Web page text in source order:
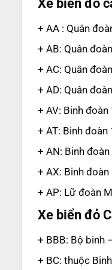
Xe biển đỏ
+ AA : Quân
+ AB: Quân
+ AC: Quân
+ AD: Quân
+ AV: Binh đoàn
+ AT: Binh đoàn
+ AN: Binh đoàn
+ AX: Binh đoàn
+ AP: Lữ đoàn
Xe biển đỏ
+ BBB: Bộ binh
+ BC: thuộc